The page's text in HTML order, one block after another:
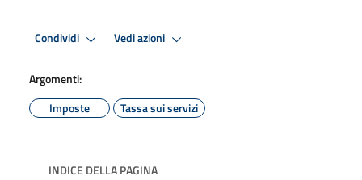
Condividi Vedi azioni
Argomenti:
Imposte
Tassa sui servizi
INDICE DELLA PAGINA